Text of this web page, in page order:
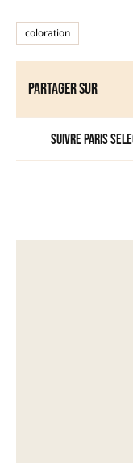
coloration
Partager sur
Suivre Paris